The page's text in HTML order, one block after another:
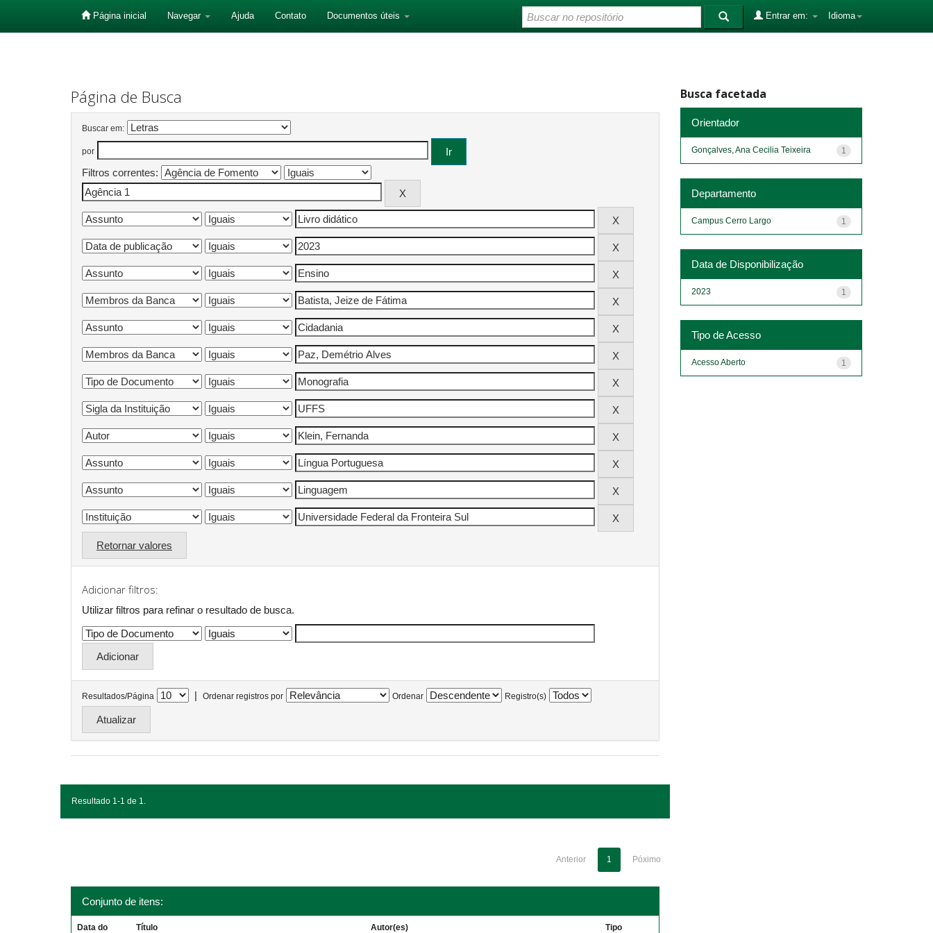
Página inicial Navegar Ajuda Contato Documentos úteis Idioma
Entrar em:
Página de Busca
Buscar em:
por
Filtros correntes:
Retornar valores
Adicionar filtros:
Utilizar filtros para refinar o resultado de busca.
Resultados/Página | Ordenar registros por Ordenar Registro(s)
Resultado 1-1 de 1.
Anterior 1 Póximo
Conjunto de itens:
Data do Título Autor(es) Tipo
Busca facetada
Orientador
1
Gonçalves, Ana Cecilia Teixeira
Departamento
1
Campus Cerro Largo
Data de Disponibilização
1
2023
Tipo de Acesso
1
Acesso Aberto